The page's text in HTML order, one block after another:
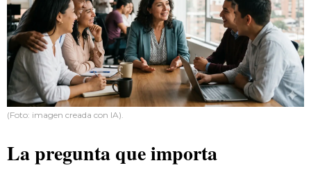
(Foto: imagen creada con IA).
La pregunta que importa